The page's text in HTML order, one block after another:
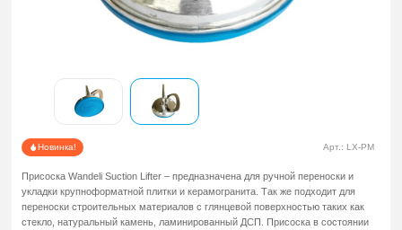
Новинка! Арт.: LX-PM
Присоска Wandeli Suction Lifter – предназначена для ручной переноски и
укладки крупноформатной плитки и керамогранита. Так же подходит для
переноски строительных материалов с глянцевой поверхностью таких как
стекло, натуральный камень, ламинированный ДСП. Присоска в состоянии